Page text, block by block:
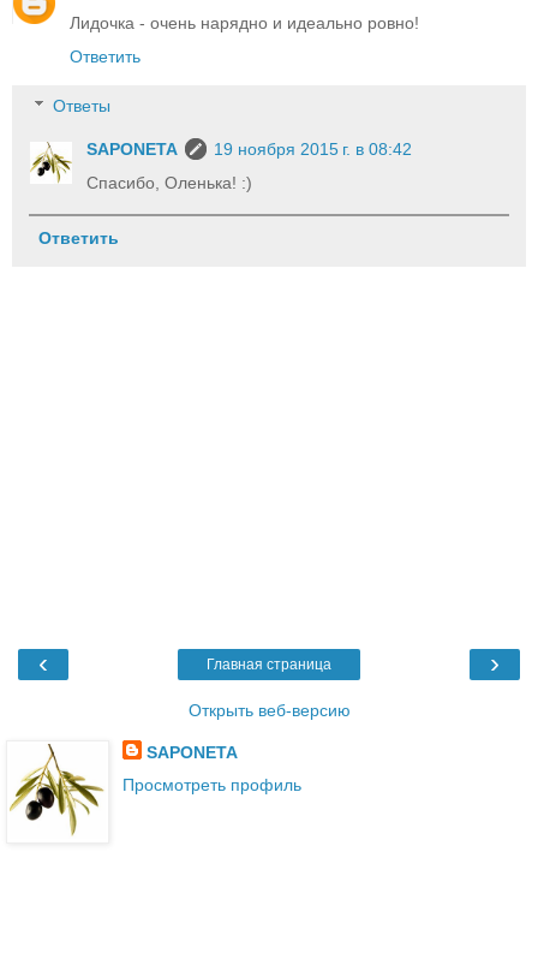
Лидочка - очень нарядно и идеально ровно!
Ответить
Ответы
SAPONETA
19 ноября 2015 г. в 08:42
Спасибо, Оленька! :)
Ответить
‹ ›
Главная страница
Открыть веб-версию
SAPONETA
Просмотреть профиль